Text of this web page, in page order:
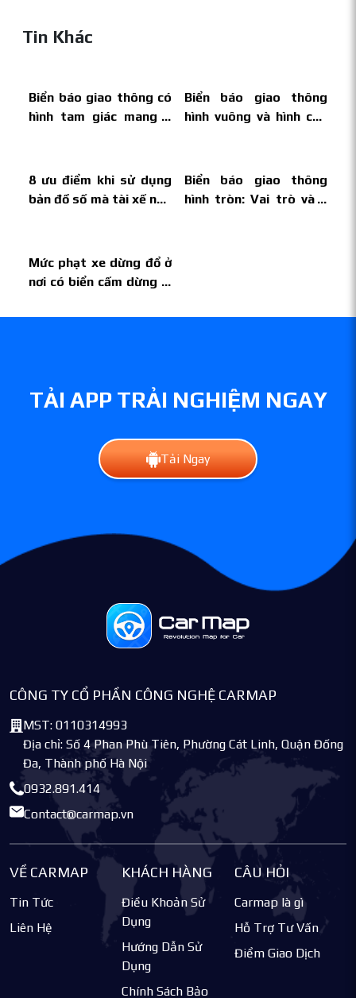
Tin Khác
Biển báo giao thông có
hình tam giác mang ý
Biển báo giao thông
hình vuông và hình chữ
8 ưu điểm khi sử dụng
bản đồ số mà tài xế nào
Biển báo giao thông
hình tròn: Vai trò và ý
Mức phạt xe dừng đổ ở
nơi có biển cấm dừng là
TẢI APP TRẢI NGHIỆM NGAY
Tải Ngay
CÔNG TY CỔ PHẦN CÔNG NGHỆ CARMAP
MST: 0110314993
Địa chỉ: Số 4 Phan Phù Tiên, Phường Cát Linh, Quận Đống
Đa, Thành phố Hà Nội
0932.891.414
Contact@carmap.vn
VỀ CARMAP
Tin Tức
Liên Hệ
KHÁCH HÀNG
Điều Khoản Sử
Dụng
Hướng Dẫn Sử
Dụng
Chính Sách Bảo
CÂU HỎI
Carmap là gì
Hỗ Trợ Tư Vấn
Điểm Giao Dịch